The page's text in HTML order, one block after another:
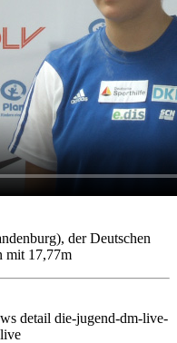
der Deutschen
mit 17,77m
detail die-jugend-dm-live-